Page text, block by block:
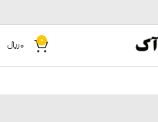
0
0﷼